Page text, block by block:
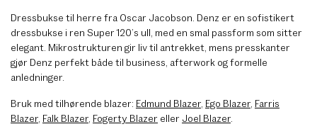
Dressbukse til herre fra Oscar Jacobson. Denz er en sofistikert
dressbukse i ren Super 120’s ull, med en smal passform som sitter
elegant. Mikrostrukturen gir liv til antrekket, mens presskanter
gjør Denz perfekt både til business, afterwork og formelle
anledninger.
Bruk med tilhørende blazer: Edmund Blazer Ego Blazer Farris
Blazer Falk Blazer Fogerty Blazer eller Joel Blazer